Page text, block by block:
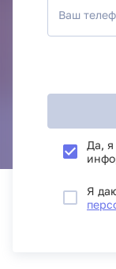
Ваш
Да, я
Я